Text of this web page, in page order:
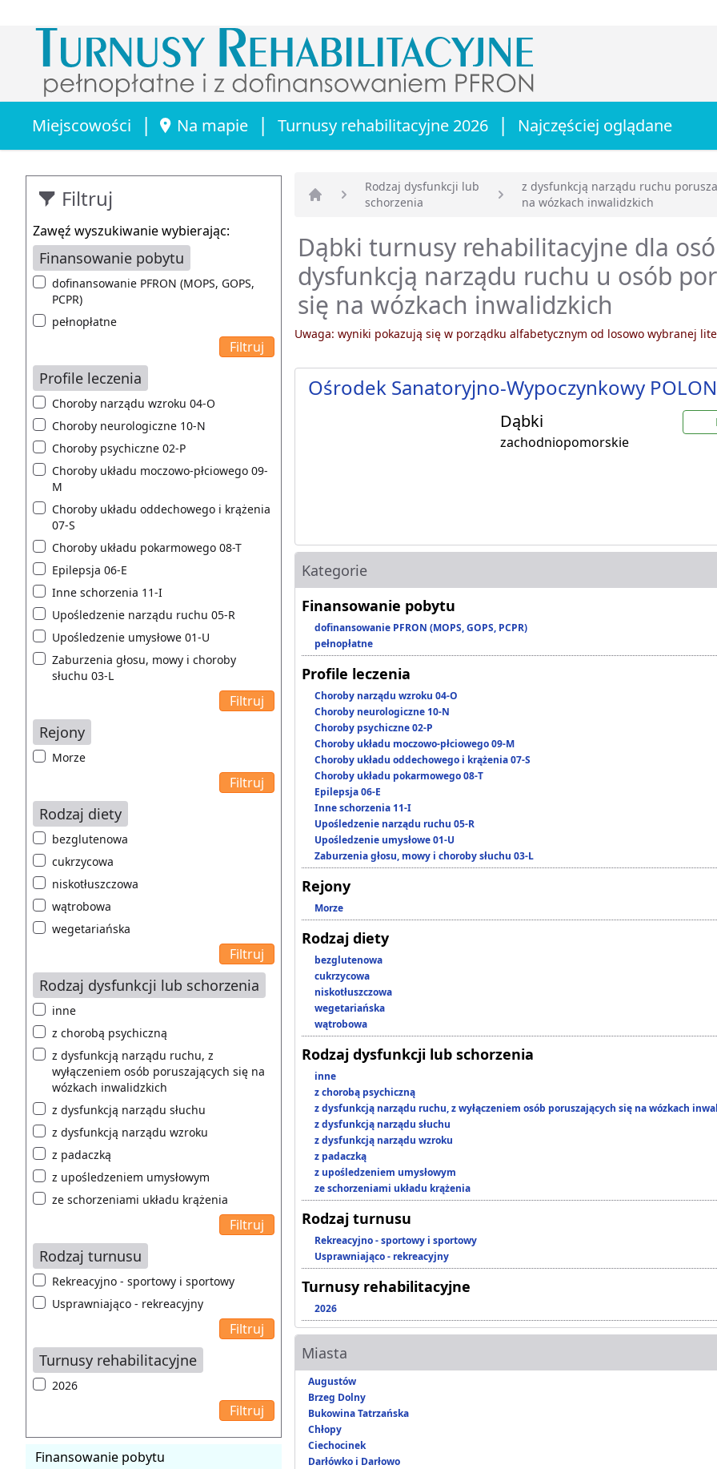
Miejscowości | Na mapie | Turnusy rehabilitacyjne 2026 | Najczęściej oglądane
Filtruj
Zawęź wyszukiwanie wybierając:
Finansowanie pobytu
dofinansowanie PFRON (MOPS, GOPS,
PCPR)
pełnopłatne
Profile leczenia
Choroby narządu wzroku 04-O
Choroby neurologiczne 10-N
Choroby psychiczne 02-P
Choroby układu moczowo-płciowego 09-
M
Choroby układu oddechowego i krążenia
07-S
Choroby układu pokarmowego 08-T
Epilepsja 06-E
Inne schorzenia 11-I
Upośledzenie narządu ruchu 05-R
Upośledzenie umysłowe 01-U
Zaburzenia głosu, mowy i choroby
słuchu 03-L
Rejony
Morze
Rodzaj diety
bezglutenowa
cukrzycowa
niskotłuszczowa
wątrobowa
wegetariańska
Rodzaj dysfunkcji lub schorzenia
inne
z chorobą psychiczną
z dysfunkcją narządu ruchu, z
wyłączeniem osób poruszających się na
wózkach inwalidzkich
z dysfunkcją narządu słuchu
z dysfunkcją narządu wzroku
z padaczką
z upośledzeniem umysłowym
ze schorzeniami układu krążenia
Rodzaj turnusu
Rekreacyjno - sportowy i sportowy
Usprawniająco - rekreacyjny
Turnusy rehabilitacyjne
2026
Finansowanie pobytu
Strona główna
Rodzaj dysfunkcji lub
schorzenia
z dysfunkcją narządu ruchu
na wózkach inwalidzkich
Dąbki turnusy rehabilitacyjne dla
dysfunkcją narządu ruchu u osób
się na wózkach inwalidzkich
Uwaga: wyniki pokazują się w porządku alfabetycznym od losowo wybranej
Ośrodek Sanatoryjno-Wypoczynkowy
Dąbki
zachodniopomorskie
Kategorie
Finansowanie pobytu
dofinansowanie PFRON (MOPS, GOPS, PCPR)
pełnopłatne
Profile leczenia
Choroby narządu wzroku 04-O
Choroby neurologiczne 10-N
Choroby psychiczne 02-P
Choroby układu moczowo-płciowego 09-M
Choroby układu oddechowego i krążenia 07-S
Choroby układu pokarmowego 08-T
Epilepsja 06-E
Inne schorzenia 11-I
Upośledzenie narządu ruchu 05-R
Upośledzenie umysłowe 01-U
Zaburzenia głosu, mowy i choroby słuchu 03-L
Rejony
Morze
Rodzaj diety
bezglutenowa
cukrzycowa
niskotłuszczowa
wegetariańska
wątrobowa
Rodzaj dysfunkcji lub schorzenia
inne
z chorobą psychiczną
z dysfunkcją narządu ruchu, z wyłączeniem osób poruszających się na wózkach
z dysfunkcją narządu słuchu
z dysfunkcją narządu wzroku
z padaczką
z upośledzeniem umysłowym
ze schorzeniami układu krążenia
Rodzaj turnusu
Rekreacyjno - sportowy i sportowy
Usprawniająco - rekreacyjny
Turnusy rehabilitacyjne
2026
Miasta
Augustów
Brzeg Dolny
Bukowina Tatrzańska
Chłopy
Ciechocinek
Darłówko i Darłowo